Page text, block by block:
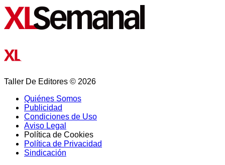
Taller De Editores © 2026
Quiénes Somos
Publicidad
Condiciones de Uso
Aviso Legal
Política de Cookies
Política de Privacidad
Sindicación